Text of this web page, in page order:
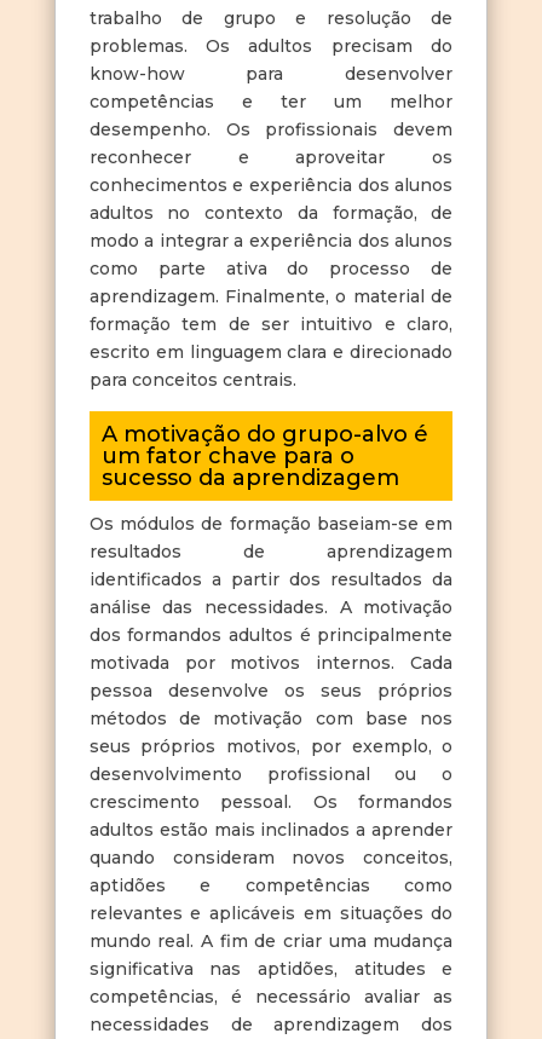
trabalho de grupo e resolução de
problemas. Os adultos precisam do
know-how para desenvolver
competências e ter um melhor
desempenho. Os profissionais devem
reconhecer e aproveitar os
conhecimentos e experiência dos alunos
adultos no contexto da formação, de
modo a integrar a experiência dos alunos
como parte ativa do processo de
aprendizagem. Finalmente, o material de
formação tem de ser intuitivo e claro,
escrito em linguagem clara e direcionado
para conceitos centrais.
A motivação do grupo-alvo é
um fator chave para o
sucesso da aprendizagem
Os módulos de formação baseiam-se em
resultados de aprendizagem
identificados a partir dos resultados da
análise das necessidades. A motivação
dos formandos adultos é principalmente
motivada por motivos internos. Cada
pessoa desenvolve os seus próprios
métodos de motivação com base nos
seus próprios motivos, por exemplo, o
desenvolvimento profissional ou o
crescimento pessoal. Os formandos
adultos estão mais inclinados a aprender
quando consideram novos conceitos,
aptidões e competências como
relevantes e aplicáveis em situações do
mundo real. A fim de criar uma mudança
significativa nas aptidões, atitudes e
competências, é necessário avaliar as
necessidades de aprendizagem dos